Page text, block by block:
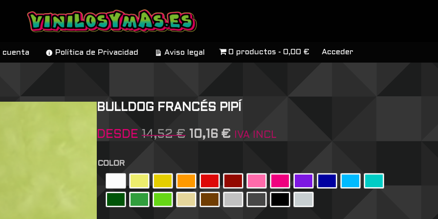
cuenta Política de Privacidad Aviso legal 0 productos 0,00 € Acceder
BULLDOG FRANCÉS PIPÍ
DESDE 14,52€ 10,16 € IVA INCL
COLOR